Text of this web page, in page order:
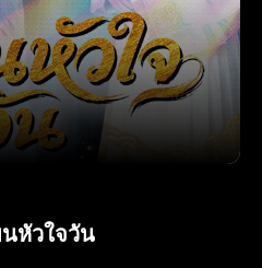
หัวใจวัน